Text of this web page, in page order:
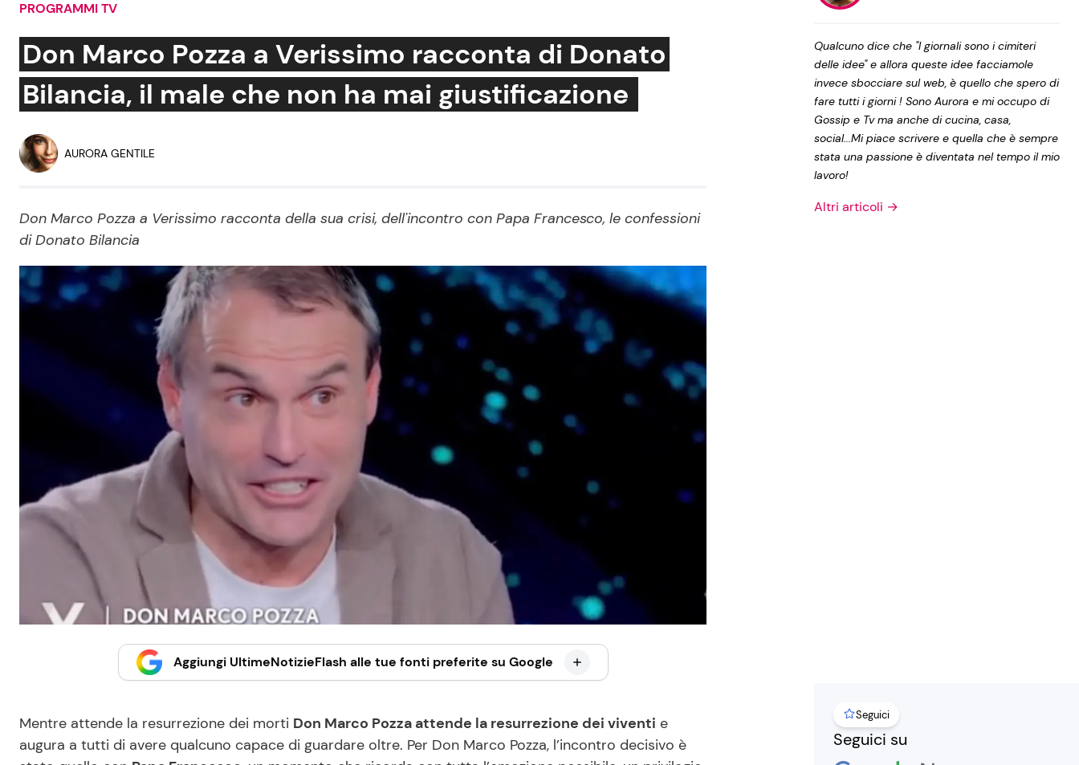
Social News
News dal mondo
Benessere
Mondo Mamma
Salute
Viaggi e Turismo
Cucina e Ricette
Ricette Facili e Veloci
Ricette Feste
Ricette per Bambini
Privacy Policy
PROGRAMMI TV
Don Marco Pozza a Verissimo racconta di Donato
Bilancia, il male che non ha mai giustificazione
AURORA GENTILE
Don Marco Pozza a Verissimo racconta della sua crisi, dell'incontro con Papa Francesco, le confessioni
di Donato Bilancia
Aggiungi UltimeNotizieFlash alle tue fonti preferite su Google
Mentre attende la resurrezione dei morti Don Marco Pozza attende la resurrezione dei viventi e
augura a tutti di avere qualcuno capace di guardare oltre. Per Don Marco Pozza, l’incontro decisivo è
Qualcuno dice che "I giornali sono i cimiteri
delle idee" e allora queste idee facciamole
invece sbocciare sul web, è quello che spero di
fare tutti i giorni ! Sono Aurora e mi occupo di
Gossip e Tv ma anche di cucina, casa,
social...Mi piace scrivere e quella che è sempre
stata una passione è diventata nel tempo il mio
lavoro!
Altri articoli →
Seguici
Seguici su